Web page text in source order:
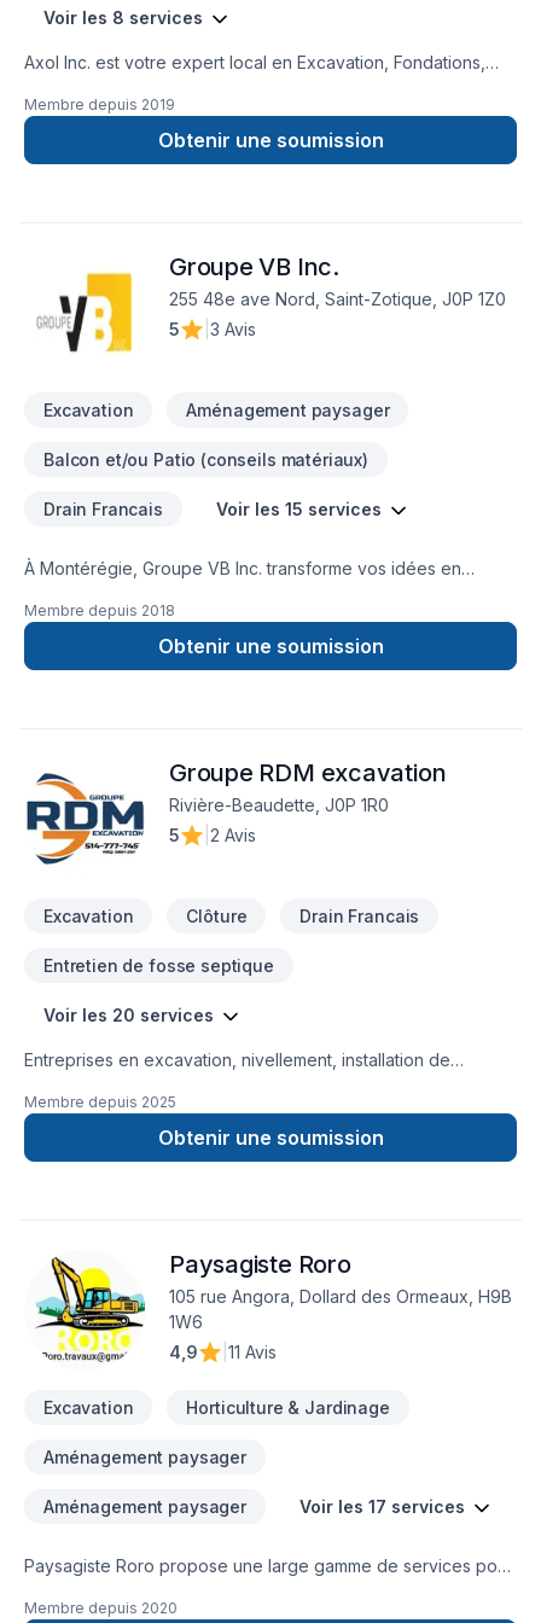
Voir les 8 services
Axol Inc. est votre expert local en Excavation, Fondations,
Ontario,Laurentides,Laval,Montérégie,Montréal,Outaouais,
combinant expérience, innovation et rigueur. Notre équipe
expérimentée vous accompagne à chaque étape, avec des
service d'exception, centré sur vos besoins et vos
aspirations.
Membre depuis 2019
Obtenir une soumission
Groupe VB Inc.
255 48e ave Nord, Saint-Zotique, J0P 1Z0
5
3 Avis
Excavation Aménagement paysager
Balcon et/ou Patio (conseils matériaux)
Drain Francais Voir les 15 services
À Montérégie, Groupe VB Inc. transforme vos idées en
domaine de Drain français, Excavation, Fissures, Fondations,
Margelle, Muret, Pavé uni, Tourbe, Transport. Notre mission :
concrétiser vos projets tout en respectant vos exigences,
aspirations.
Membre depuis 2018
Obtenir une soumission
Groupe RDM excavation
Rivière-Beaudette, J0P 1R0
5
2 Avis
Excavation Clôture Drain Francais
Entretien de fosse septique
Voir les 20 services
Entreprises en excavation, nivellement, installation de
fissure, margelles, station de pompage et plus encore.
Membre depuis 2025
Obtenir une soumission
Paysagiste Roro
105 rue Angora, Dollard des Ormeaux, H9B
1W6
4,9
11 Avis
Excavation Horticulture & Jardinage
Aménagement paysager
Aménagement paysager Voir les 17 services
Paysagiste Roro propose une large gamme de services pour
extérieurs. Nous sommes spécialisés dans l'encadrement de
Membre depuis 2020